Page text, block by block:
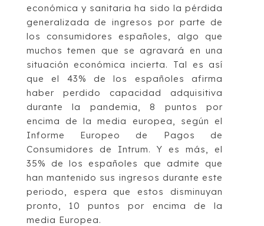
económica y sanitaria ha sido la pérdida
generalizada de ingresos por parte de
los consumidores españoles, algo que
muchos temen que se agravará en una
situación económica incierta. Tal es así
que el 43% de los españoles afirma
haber perdido capacidad adquisitiva
durante la pandemia, 8 puntos por
encima de la media europea, según el
Informe Europeo de Pagos de
Consumidores de Intrum. Y es más, el
35% de los españoles que admite que
han mantenido sus ingresos durante este
periodo, espera que estos disminuyan
pronto, 10 puntos por encima de la
media Europea.